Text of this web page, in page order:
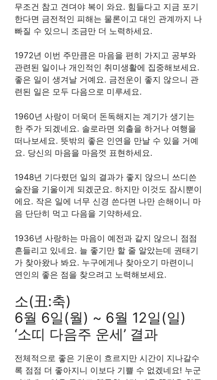
무조건 참고 견뎌야 복이 와요. 힘들다고 지금 포기
한다면 금전적인 피해는 물론이고 대인 관계까지 나
빠질 수 있으니 조금만 더 노력하세요.
1972년 이번 주만큼은 마음을 편히 가지고 공부와
관련된 일이나 개인적인 취미생활에 집중해보세요.
좋은 일이 생겨날 거예요. 금전운이 좋지 않으니 관
련된 일은 모두 다음으로 미루세요.
1960년 사랑이 더욱더 돈독해지는 계기가 생기는
한 주가 되겠네요. 솔로라면 외출을 하거나 여행을
떠나보세요. 뜻밖의 좋은 인연을 만날 수 있을 거예
요. 당신의 마음을 마음껏 표현하세요.
1948년 기다렸던 일의 결과가 좋지 않으니 쓰디쓴
술잔을 기울이게 되겠군요. 하지만 이것도 잠시뿐이
에요. 작은 일에 너무 신경 쓴다면 나만 손해이니 마
음 단단히 먹고 다음을 기약하세요.
1936년 사랑하는 마음이 예전과 같지 않으니 점점
흔들리고 있네요. 늘 좋기만 할 줄 알았는데 권태기
가 찾아왔나 봐요. 누구에게나 찾아오기 마련이니
연인의 좋은 점을 찾으려고 노력해보세요.
소(丑:축)
6월 6일(월) ~ 6월 12일(일)
‘소띠 다음주 운세’ 결과
전체적으로 좋은 기운이 흐르지만 시간이 지나갈수
록 점점 더 좋아지니 이보다 기쁠 수 없겠네요! 누군